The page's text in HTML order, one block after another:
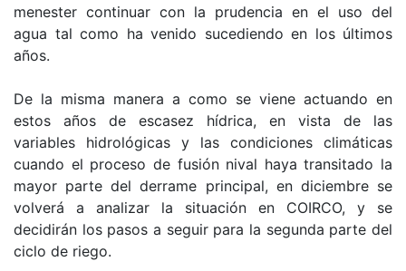
menester continuar con la prudencia en el uso del
agua tal como ha venido sucediendo en los últimos
años.
De la misma manera a como se viene actuando en
estos años de escasez hídrica, en vista de las
variables hidrológicas y las condiciones climáticas
cuando el proceso de fusión nival haya transitado la
mayor parte del derrame principal, en diciembre se
volverá a analizar la situación en COIRCO, y se
decidirán los pasos a seguir para la segunda parte del
ciclo de riego.